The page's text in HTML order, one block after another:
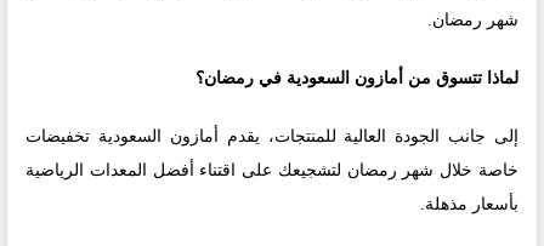
شهر رمضان.
لماذا تتسوق من أمازون السعودية في رمضان؟
إلى جانب الجودة العالية للمنتجات، يقدم أمازون السعودية تخفيضات
خاصة خلال شهر رمضان لتشجيعك على اقتناء أفضل المعدات الرياضية
بأسعار مذهلة.